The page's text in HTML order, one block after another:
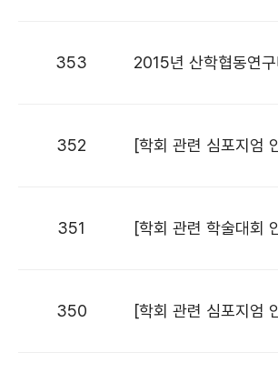
353 2015년 산학협동연
352 [학회 관련 심포지엄
351
350 [학회 관련 심포지엄